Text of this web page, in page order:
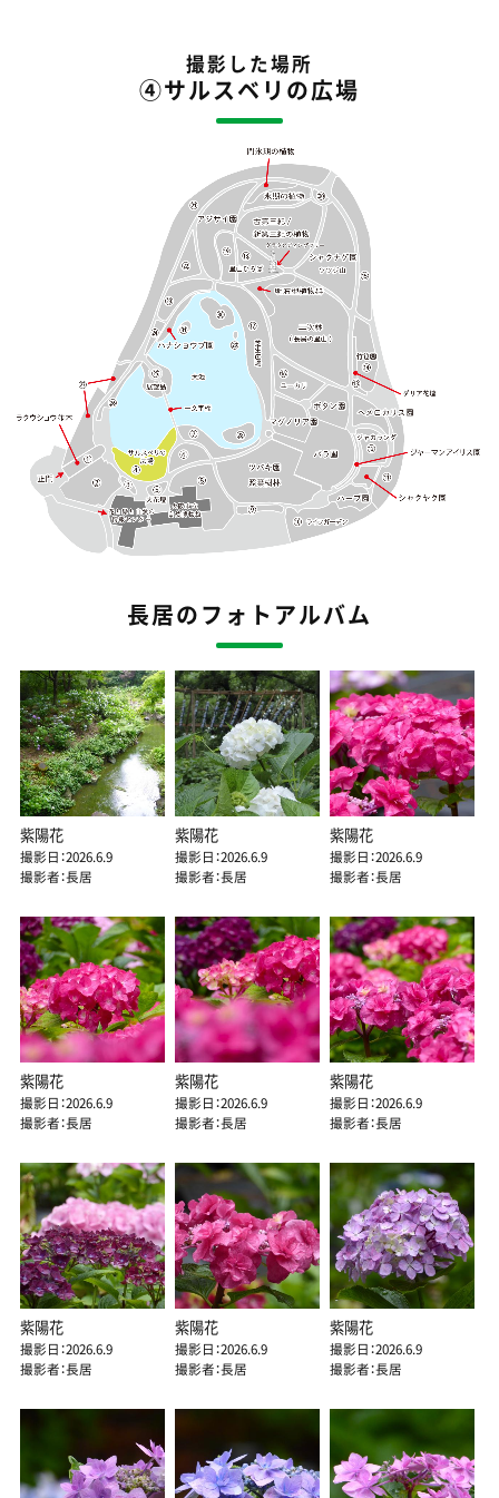
撮影した場所
④サルスベリの広場
長居のフォトアルバム
紫陽花
撮影日：2026.6.9
撮影者：長居
紫陽花
撮影日：2026.6.9
撮影者：長居
紫陽花
撮影日：2026.6.9
撮影者：長居
紫陽花
撮影日：2026.6.9
撮影者：長居
紫陽花
撮影日：2026.6.9
撮影者：長居
紫陽花
撮影日：2026.6.9
撮影者：長居
紫陽花
撮影日：2026.6.9
撮影者：長居
紫陽花
撮影日：2026.6.9
撮影者：長居
紫陽花
撮影日：2026.6.9
撮影者：長居